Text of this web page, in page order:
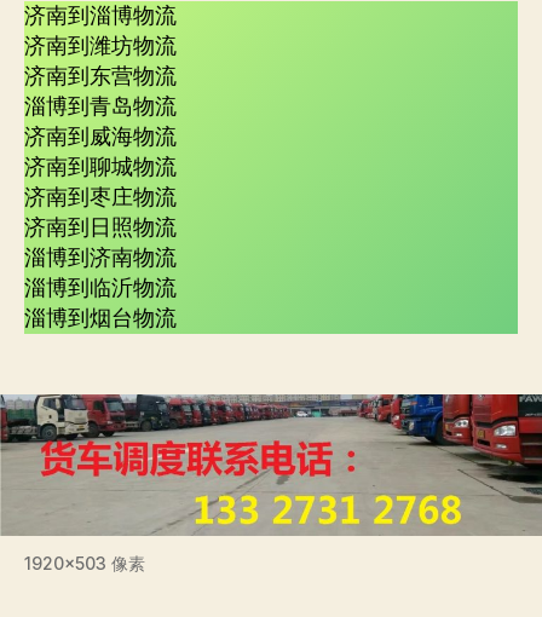
济南到淄博物流
济南到潍坊物流
济南到东营物流
淄博到青岛物流
济南到威海物流
济南到聊城物流
济南到枣庄物流
济南到日照物流
淄博到济南物流
淄博到临沂物流
淄博到烟台物流
1920×503 像素